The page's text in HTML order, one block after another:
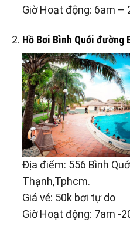
Giờ Hoạt động: 6am –
Hồ Bơi Bình Quới đường
Địa điểm: 556 Bình
Thạnh,Tphcm.
Giá vé: 50k bơi tự do
Giờ Hoạt động: 7am -